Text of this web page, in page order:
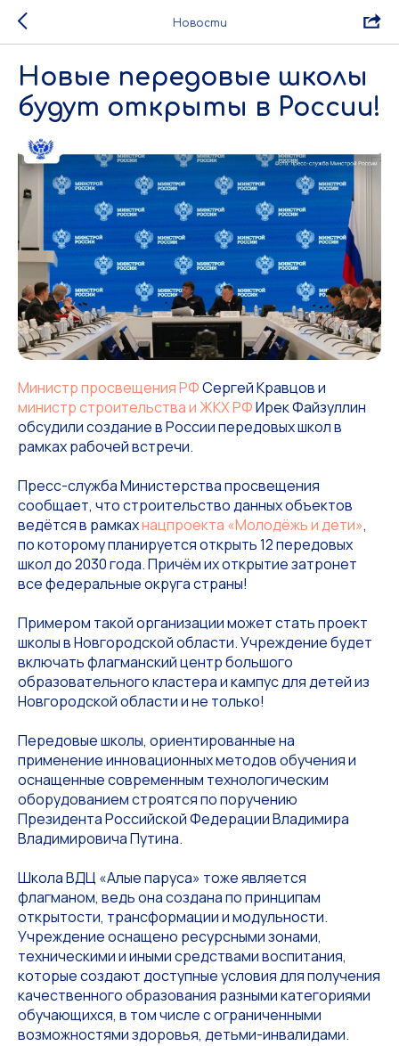
Новости
Новые передовые школы
будут открыты в России!
Министр просвещения РФСергей Кравцов и
министр строительства и ЖКХ РФИрек Файзуллин
обсудили создание в России передовых школ в
рамках рабочей встречи.
Пресс-служба Министерства просвещения
сообщает, что строительство данных объектов
ведётся в рамкахнацпроекта «Молодёжь и дети»,
по которому планируется открыть 12 передовых
школ до 2030 года. Причём их открытие затронет
все федеральные округа страны!
Примером такой организации может стать проект
школы в Новгородской области. Учреждение будет
включать флагманский центр большого
образовательного кластера и кампус для детей из
Новгородской области и не только!
Передовые школы, ориентированные на
применение инновационных методов обучения и
оснащенные современным технологическим
оборудованием строятся по поручению
Президента Российской Федерации Владимира
Владимировича Путина.
Школа ВДЦ «Алые паруса» тоже является
флагманом, ведь она создана по принципам
открытости, трансформации и модульности.
Учреждение оснащено ресурсными зонами,
техническими и иными средствами воспитания,
которые создают доступные условия для получения
качественного образования разными категориями
обучающихся, в том числе с ограниченными
возможностями здоровья, детьми-инвалидами.